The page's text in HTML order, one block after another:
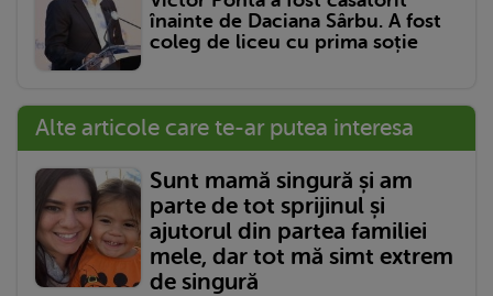
înainte de Daciana Sârbu. A fost
coleg de liceu cu prima soție
Alte articole care te-ar putea interesa
Sunt mamă singură și am
parte de tot sprijinul și
ajutorul din partea familiei
mele, dar tot mă simt extrem
de singură